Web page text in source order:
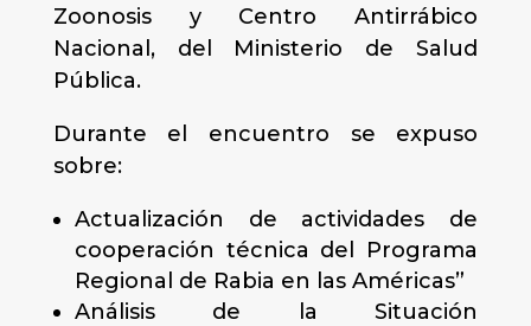
Zoonosis y Centro Antirrábico
Nacional, del Ministerio de Salud
Pública.
Durante el encuentro se expuso
sobre:
Actualización de actividades de
cooperación técnica del Programa
Regional de Rabia en las Américas”
Análisis de la Situación